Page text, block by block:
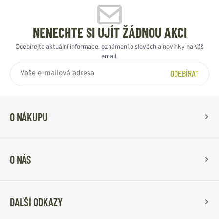
NENECHTE SI UJÍT ŽÁDNOU AKCI
Odebírejte aktuální informace, oznámení o slevách a novinky na Váš
email.
ODEBÍRAT
O NÁKUPU
O NÁS
DALŠÍ ODKAZY